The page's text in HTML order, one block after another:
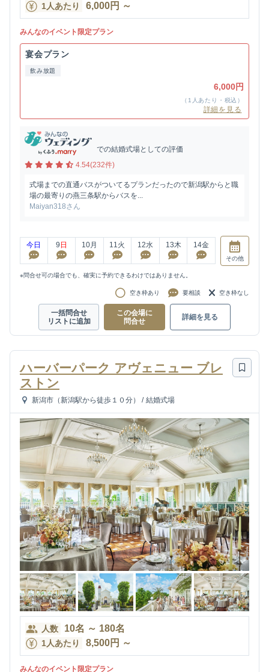
1人あたり 6,000円 ～
みんなのイベント限定プラン
宴会プラン
飲み放題
6,000円
（1人あたり・税込）
詳細を見る
での結婚式場としての評価
4.54(232件)
式場までの直通バスがついてるプランだったので新潟駅からと職
場の最寄りの燕三条駅からバスを...
Maiyan318さん
今日 9 日 10月 11火 12水 13木 14金
その他
※問合せ可の場合でも、確実に予約できるわけではありません。
空き枠あり 要相談 空き枠なし
一括問合せ
リストに追加
この会場に
問合せ
詳細を見る
ハーバーパーク アヴェニュー ブレ
ストン
新潟市（新潟駅から徒歩１０分） / 結婚式場
人数 10名 ～ 180名
1人あたり 8,500円 ～
みんなのイベント限定プラン